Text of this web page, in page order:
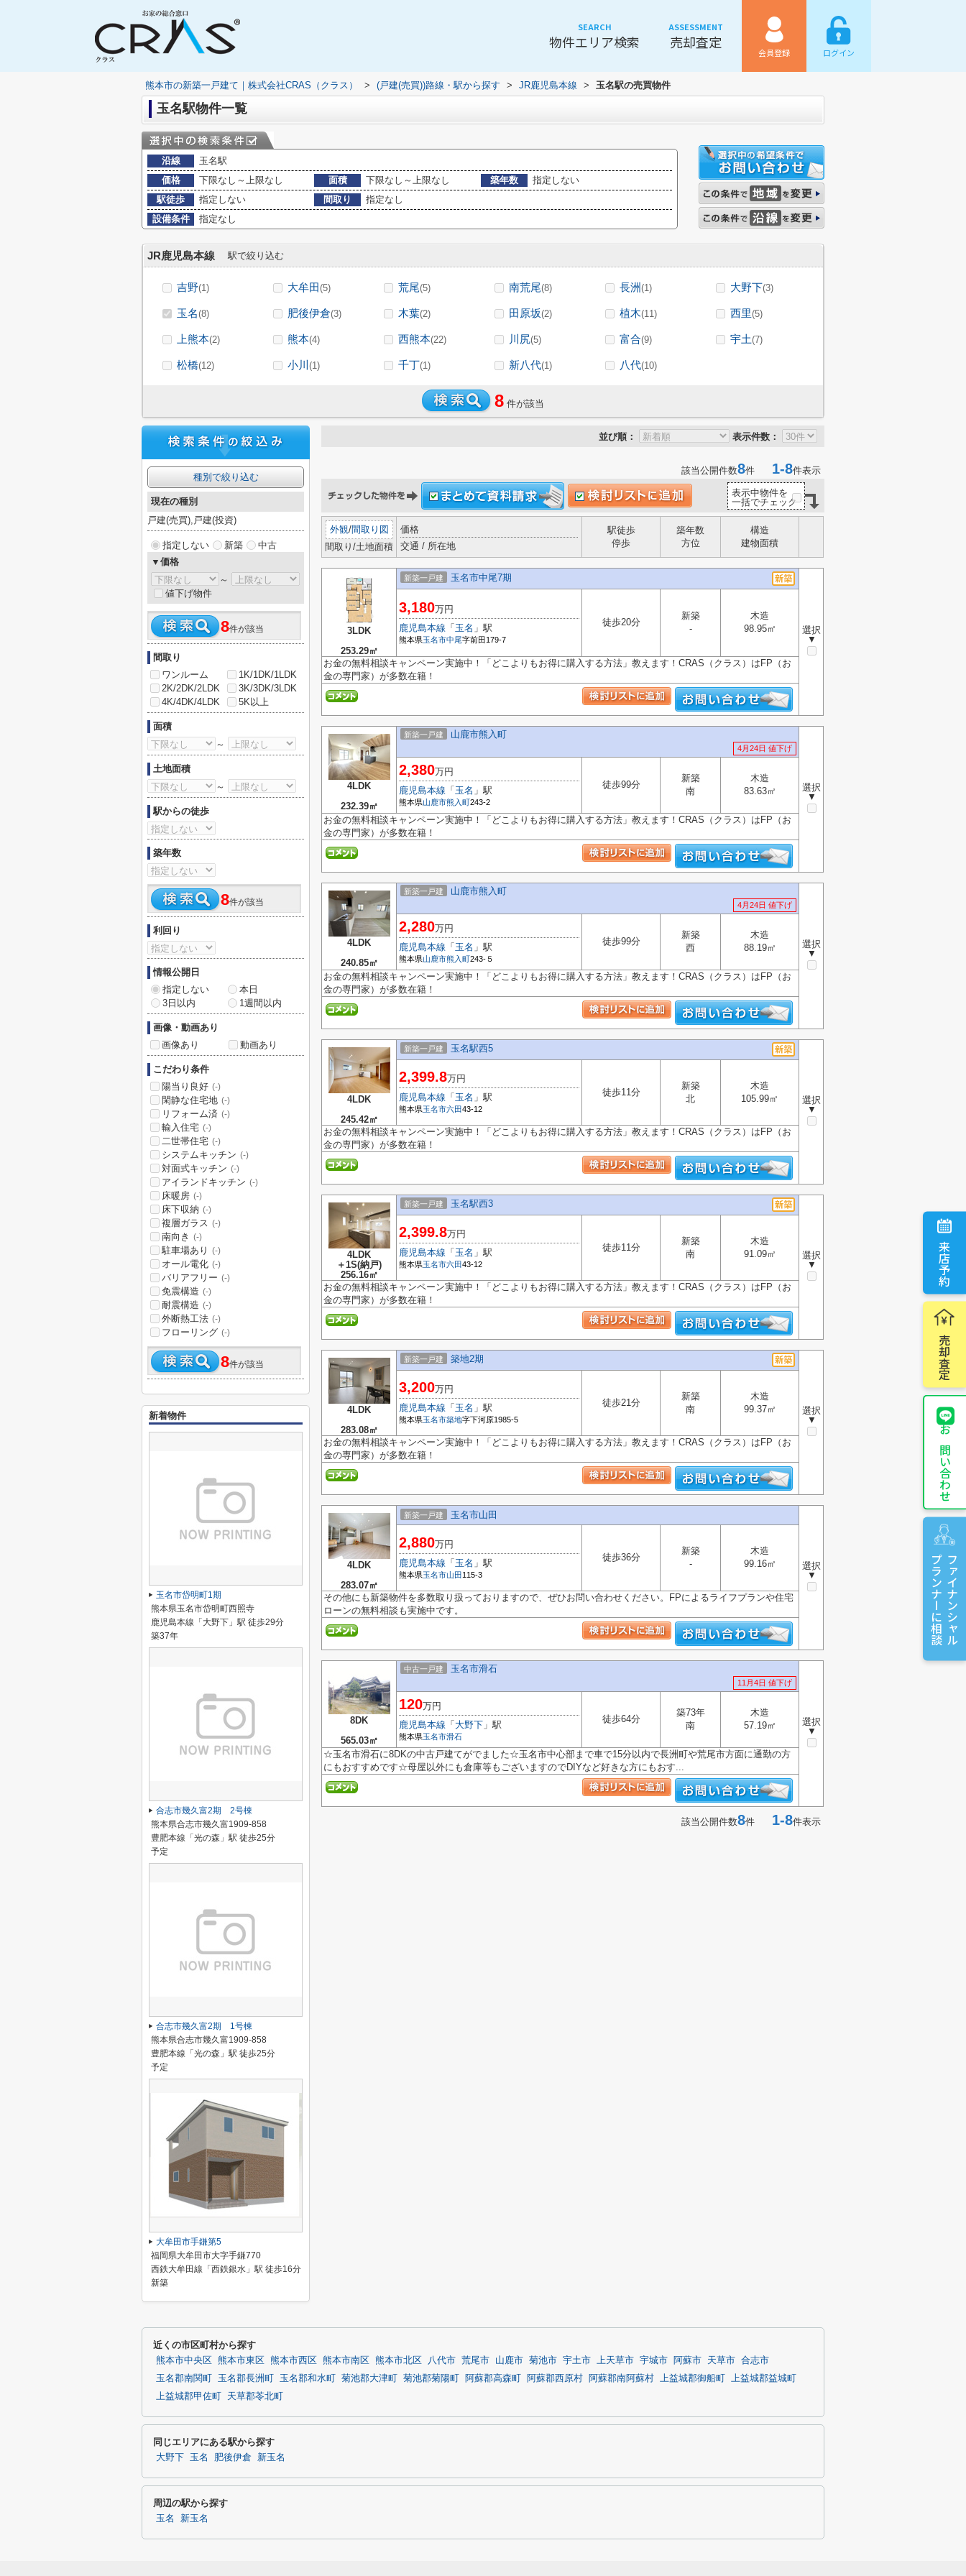
SEARCH
物件エリア検索
ASSESSMENT
売却査定
会員登録 ログイン
来店予約
売却査定
お問い合わせ
ファイナンシャル
プランナーに相談
熊本市の新築一戸建て｜株式会社CRAS（クラス） > (戸建(売買))路線・駅から探す > JR鹿児島本線 > 玉名駅の売買物件
玉名駅物件一覧
沿線
玉名駅
価格
下限なし～上限なし 面積 下限なし～上限なし 築年数
指定しない
駅徒歩
指定しない 間取り
指定なし
設備条件
指定なし
JR鹿児島本線 駅で絞り込む
吉野(1) 大牟田(5) 荒尾(5) 南荒尾(8) 長洲 (1) 大野下(3)
玉名(8) 肥後伊倉(3) 木葉(2) 田原坂(2) 植木(11) 西里(5)
上熊本(2) 熊本(4) 西熊本(22) 川尻(5) 富合(9) 宇土(7)
松橋(12) 小川 (1) 千丁(1) 新八代(1) 八代(10)
8 件が該当
並び順： 表示件数：
該当公開件数8件 1-8件表示
表示中物件を
一括でチェック
外観/間取り図
間取り/土地面積
価格
交通 / 所在地
駅徒歩
停歩
築年数
方位
構造
建物面積
3LDK
253.29㎡
新築一戸建 玉名市中尾7期
選択
▼
3,180万円
鹿児島本線 「 玉名 」駅
熊本県玉名市中尾字前田179-7
徒歩20分
新築
-
木造
98.95㎡
お金の無料相談キャンペーン実施中！「どこよりもお得に購入する方法」教えます！CRAS（クラス）はFP（お
金の専門家）が多数在籍！
4LDK
232.39㎡
新築一戸建 山鹿市熊入町
4月24日 値下げ
選択
▼
2,380万円
鹿児島本線 「 玉名 」駅
熊本県山鹿市熊入町243-2
徒歩99分
新築
南
木造
83.63㎡
お金の無料相談キャンペーン実施中！「どこよりもお得に購入する方法」教えます！CRAS（クラス）はFP（お
金の専門家）が多数在籍！
4LDK
240.85㎡
新築一戸建 山鹿市熊入町
4月24日 値下げ
選択
▼
2,280万円
鹿児島本線 「 玉名 」駅
熊本県山鹿市熊入町243-５
徒歩99分
新築
西
木造
88.19㎡
お金の無料相談キャンペーン実施中！「どこよりもお得に購入する方法」教えます！CRAS（クラス）はFP（お
金の専門家）が多数在籍！
4LDK
245.42㎡
新築一戸建 玉名駅西5
選択
▼
2,399.8万円
鹿児島本線 「 玉名 」駅
熊本県玉名市六田43-12
徒歩11分
新築
北
木造
105.99㎡
お金の無料相談キャンペーン実施中！「どこよりもお得に購入する方法」教えます！CRAS（クラス）はFP（お
金の専門家）が多数在籍！
4LDK
＋1S(納戸)
256.16㎡
新築一戸建 玉名駅西3
選択
▼
2,399.8万円
鹿児島本線 「 玉名 」駅
熊本県玉名市六田43-12
徒歩11分
新築
南
木造
91.09㎡
お金の無料相談キャンペーン実施中！「どこよりもお得に購入する方法」教えます！CRAS（クラス）はFP（お
金の専門家）が多数在籍！
4LDK
283.08㎡
新築一戸建 築地2期
選択
▼
3,200万円
鹿児島本線 「 玉名 」駅
熊本県玉名市築地字下河原1985-5
徒歩21分
新築
南
木造
99.37㎡
お金の無料相談キャンペーン実施中！「どこよりもお得に購入する方法」教えます！CRAS（クラス）はFP（お
金の専門家）が多数在籍！
4LDK
283.07㎡
新築一戸建 玉名市山田
選択
▼
2,880万円
鹿児島本線 「 玉名 」駅
熊本県玉名市山田115-3
徒歩36分
新築
-
木造
99.16㎡
その他にも新築物件を多数取り扱っておりますので、ぜひお問い合わせください。FPによるライフプランや住宅
ローンの無料相談も実施中です。
8DK
565.03㎡
中古一戸建 玉名市滑石
11月4日 値下げ
選択
▼
120万円
鹿児島本線 「 大野下 」駅
熊本県玉名市滑石
徒歩64分
築73年
南
木造
57.19㎡
☆玉名市滑石に8DKの中古戸建てがでました☆玉名市中心部まで車で15分以内で長洲町や荒尾市方面に通勤の方
にもおすすめです☆母屋以外にも倉庫等もございますのでDIYなど好きな方にもおす...
該当公開件数8件 1-8件表示
種別で絞り込む
現在の種別
戸建(売買),戸建(投資)
指定しない 新築
中古
▼価格
～
値下げ物件
8件が該当
間取り
ワンルーム
1K/1DK/1LDK
2K/2DK/2LDK
3K/3DK/3LDK
4K/4DK/4LDK
5K以上
面積
～
土地面積
～
駅からの徒歩
築年数
8件が該当
利回り
情報公開日
指定しない
本日
3日以内
1週間以内
画像・動画あり
画像あり
動画あり
こだわり条件
陽当り良好 (-)
閑静な住宅地 (-)
リフォーム済 (-)
輸入住宅 (-)
二世帯住宅 (-)
システムキッチン (-)
対面式キッチン (-)
アイランドキッチン (-)
床暖房 (-)
床下収納 (-)
複層ガラス (-)
南向き (-)
駐車場あり (-)
オール電化 (-)
バリアフリー (-)
免震構造 (-)
耐震構造 (-)
外断熱工法 (-)
フローリング (-)
8件が該当
新着物件
玉名市岱明町1期
熊本県玉名市岱明町西照寺
鹿児島本線「大野下」駅 徒歩29分
築37年
合志市幾久富2期 2号棟
熊本県合志市幾久富1909-858
豊肥本線「光の森」駅 徒歩25分
予定
合志市幾久富2期 1号棟
熊本県合志市幾久富1909-858
豊肥本線「光の森」駅 徒歩25分
予定
大牟田市手鎌第5
福岡県大牟田市大字手鎌770
西鉄大牟田線「西鉄銀水」駅 徒歩16分
新築
近くの市区町村から探す
熊本市中央区 熊本市東区 熊本市西区 熊本市南区 熊本市北区 八代市 荒尾市 山鹿市 菊池市 宇土市 上天草市 宇城市 阿蘇市 天草市 合志市
玉名郡南関町
玉名郡長洲町 玉名郡和水町 菊池郡大津町 菊池郡菊陽町 阿蘇郡高森町 阿蘇郡西原村 阿蘇郡南阿蘇村 上益城郡御船町
上益城郡益城町
上益城郡甲佐町
天草郡苓北町
同じエリアにある駅から探す
大野下 玉名 肥後伊倉 新玉名
周辺の駅から探す
玉名 新玉名